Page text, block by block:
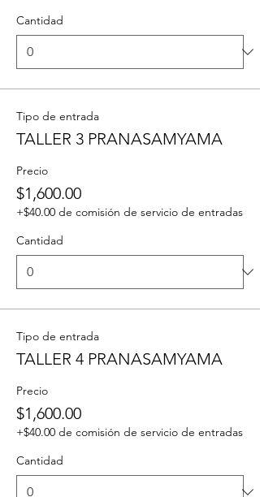
Cantidad
Tipo de entrada
TALLER 3 PRANASAMYAMA
Precio
$1,600.00
+$40.00 de comisión de servicio de entradas
Cantidad
Tipo de entrada
TALLER 4 PRANASAMYAMA
Precio
$1,600.00
+$40.00 de comisión de servicio de entradas
Cantidad